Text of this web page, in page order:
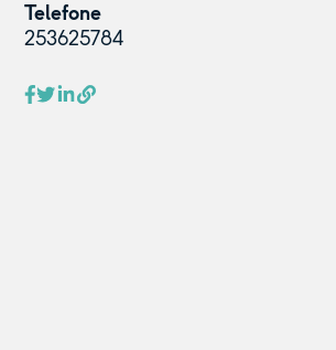
Telefone
253625784